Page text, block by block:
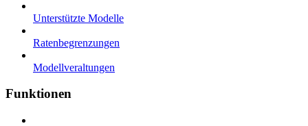
Unterstützte Modelle
Ratenbegrenzungen
Modellveraltungen
Funktionen